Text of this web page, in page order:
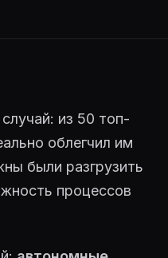
из 50 топ-
облегчил им
были разгрузить
процессов